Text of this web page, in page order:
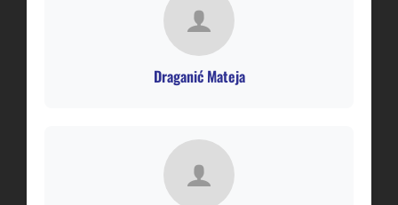
Draganić Mateja